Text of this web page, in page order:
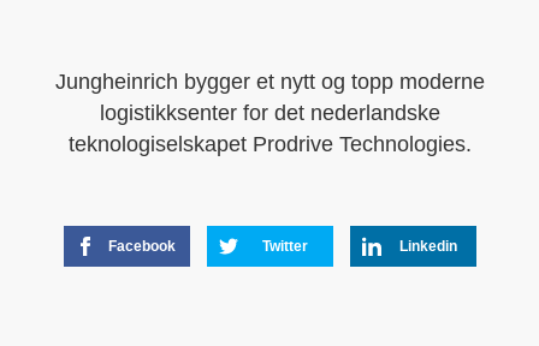
Jungheinrich bygger et nytt og topp moderne
logistikksenter for det nederlandske
teknologiselskapet Prodrive Technologies.
Facebook Twitter Linkedin